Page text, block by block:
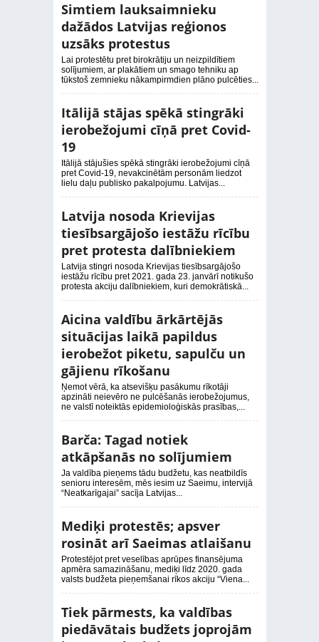
Simtiem lauksaimnieku
dažādos Latvijas reģionos
uzsāks protestus
Lai protestētu pret birokrātiju un neizpildītiem
solījumiem, ar plakātiem un smago tehniku ap
tūkstoš zemnieku nākampirmdien plāno pulcēties...
Itālijā stājas spēkā stingrāki
ierobežojumi cīņā pret Covid-
19
Itālijā stājušies spēkā stingrāki ierobežojumi cīņā
pret Covid-19, nevakcinētām personām liedzot
lielu daļu publisko pakalpojumu. Latvijas...
Latvija nosoda Krievijas
tiesībsargājošo iestāžu rīcību
pret protesta dalībniekiem
Latvija stingri nosoda Krievijas tiesībsargājošo
iestāžu rīcību pret 2021. gada 23. janvārī notikušo
protesta akciju dalībniekiem, kuri demokrātiskā...
Aicina valdību ārkārtējās
situācijas laikā papildus
ierobežot piketu, sapulču un
gājienu rīkošanu
Ņemot vērā, ka atsevišķu pasākumu rīkotāji
apzināti neievēro ne pulcēšanās ierobežojumus,
ne valstī noteiktās epidemioloģiskās prasības,...
Barča: Tagad notiek
atkāpšanās no solījumiem
Ja valdība pieņems tādu budžetu, kas neatbildīs
senioru interesēm, mēs iesim uz Saeimu, intervijā
“Neatkarīgajai” sacīja Latvijas...
Mediķi protestēs; apsver
rosināt arī Saeimas atlaišanu
Protestējot pret veselības aprūpes finansējuma
apmēra samazināšanu, mediķi līdz 2020. gada
valsts budžeta pieņemšanai rīkos akciju “Viena...
Tiek pārmests, ka valdības
piedāvātais budžets joprojām